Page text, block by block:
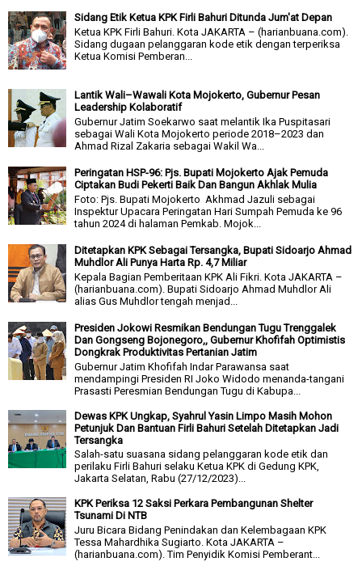
Sidang Etik Ketua KPK Firli Bahuri Ditunda Jum'at Depan
Ketua KPK Firli Bahuri. Kota JAKARTA – (harianbuana.com).
Sidang dugaan pelanggaran kode etik dengan terperiksa
Ketua Komisi Pemberan...
Lantik Wali–Wawali Kota Mojokerto, Gubernur Pesan
Leadership Kolaboratif
Gubernur Jatim Soekarwo saat melantik Ika Puspitasari
sebagai Wali Kota Mojokerto periode 2018–2023 dan
Ahmad Rizal Zakaria sebagai Wakil Wa...
Peringatan HSP-96: Pjs. Bupati Mojokerto Ajak Pemuda
Ciptakan Budi Pekerti Baik Dan Bangun Akhlak Mulia
Foto: Pjs. Bupati Mojokerto Akhmad Jazuli sebagai
Inspektur Upacara Peringatan Hari Sumpah Pemuda ke 96
tahun 2024 di halaman Pemkab. Mojok...
Ditetapkan KPK Sebagai Tersangka, Bupati Sidoarjo Ahmad
Muhdlor Ali Punya Harta Rp. 4,7 Miliar
Kepala Bagian Pemberitaan KPK Ali Fikri. Kota JAKARTA –
(harianbuana.com). Bupati Sidoarjo Ahmad Muhdlor Ali
alias Gus Muhdlor tengah menjad...
Presiden Jokowi Resmikan Bendungan Tugu Trenggalek
Dan Gongseng Bojonegoro,, Gubernur Khofifah Optimistis
Dongkrak Produktivitas Pertanian Jatim
Gubernur Jatim Khofifah Indar Parawansa saat
mendampingi Presiden RI Joko Widodo menanda-tangani
Prasasti Peresmian Bendungan Tugu di Kabupa...
Dewas KPK Ungkap, Syahrul Yasin Limpo Masih Mohon
Petunjuk Dan Bantuan Firli Bahuri Setelah Ditetapkan Jadi
Tersangka
Salah-satu suasana sidang pelanggaran kode etik dan
perilaku Firli Bahuri selaku Ketua KPK di Gedung KPK,
Jakarta Selatan, Rabu (27/12/2023)...
KPK Periksa 12 Saksi Perkara Pembangunan Shelter
Tsunami Di NTB
Juru Bicara Bidang Penindakan dan Kelembagaan KPK
Tessa Mahardhika Sugiarto. Kota JAKARTA –
(harianbuana.com). Tim Penyidik Komisi Pemberant...